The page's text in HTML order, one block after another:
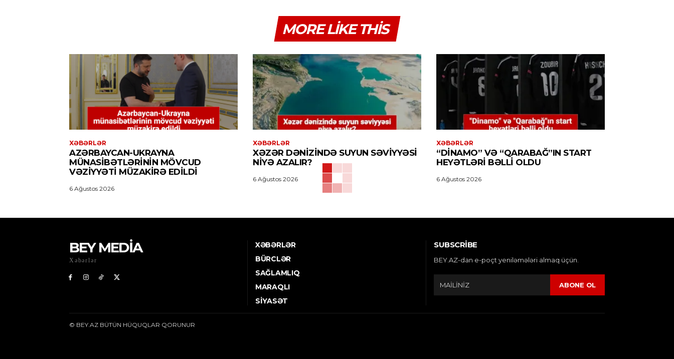
MORE LIKE THIS
XƏBƏRLƏR
AZƏRBAYCAN-UKRAYNA
MÜNASIBƏTLƏRININ MÖVCUD
VƏZIYYƏTI MÜZAKIRƏ EDILDI
6 Ağustos 2026
XƏBƏRLƏR
XƏZƏR DƏNIZINDƏ SUYUN SƏVIYYƏSI
NIYƏ AZALIR?
6 Ağustos 2026
XƏBƏRLƏR
“DINAMO” VƏ “QARABAĞ”IN START
HEYƏTLƏRI BƏLLI OLDU
6 Ağustos 2026
BEY MEDİA
Xəbərlər
XƏBƏRLƏR
BÜRCLƏR
SAĞLAMLIQ
MARAQLI
SIYASƏT
SUBSCRIBE
BEY.AZ-dan e-poçt yeniləmələri almaq üçün.
ABONE OL
© BEY.AZ BÜTÜN HÜQUQLAR QORUNUR